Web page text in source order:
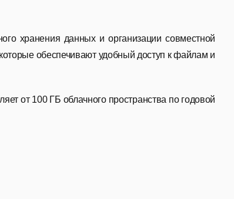
хранения данных и организации совместной
обеспечивают удобный доступ к файлам и
от 100 ГБ облачного пространства по годовой